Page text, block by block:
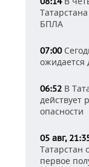
БПЛА
07:00
ожидается
06:52 В
действует
опасности
05 авг,
Татарстан
первое